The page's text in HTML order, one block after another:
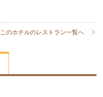
このホテルのレストラン一覧へ